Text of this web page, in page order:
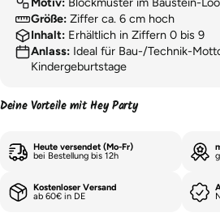
Größe: Ziffer ca. 6 cm hoch
Inhalt: Erhältlich in Ziffern 0 bis 9
Anlass: Ideal für Bau-/Technik-
Kindergeburtstage
Deine Vorteile mit Hey Party
Heute versendet (Mo-Fr)
bei Bestellung bis 12h
Kostenloser Versand
ab 60€ in DE